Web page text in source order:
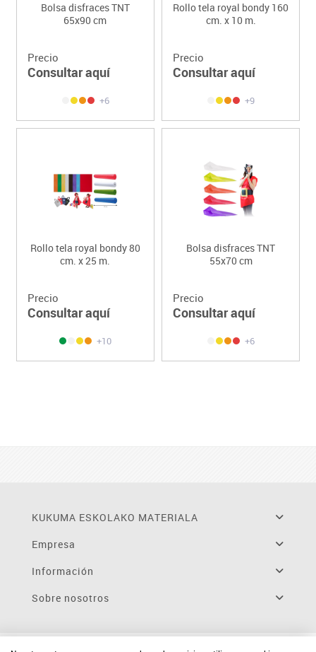
Bolsa disfraces TNT
65x90 cm
Precio
Consultar aquí
+6
Rollo tela royal bondy 160
cm. x 10 m.
Precio
Consultar aquí
+9
Rollo tela royal bondy 80
cm. x 25 m.
Precio
Consultar aquí
+10
Bolsa disfraces TNT
55x70 cm
Precio
Consultar aquí
+6
KUKUMA ESKOLAKO MATERIALA
Empresa
Información
Sobre nosotros